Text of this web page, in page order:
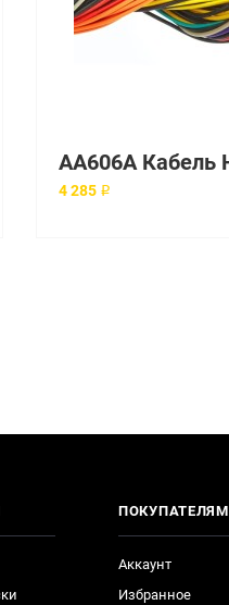
4 285 ₽
ПОКУПАТЕЛЯМ
Аккаунт
Избранное